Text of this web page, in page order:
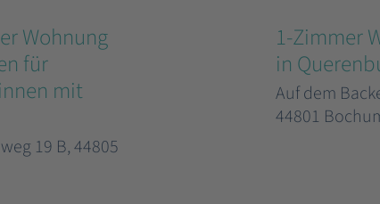
Wohnung
für
mit
19 B, 44805
1-Zimmer
in
Auf dem
44801